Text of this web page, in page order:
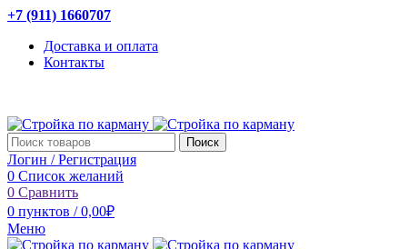
+7 (911) 1660707
Доставка и оплата
Контакты
Поиск
Логин / Регистрация
0 Список желаний
0 Сравнить
0 пунктов / 0,00₽
Меню